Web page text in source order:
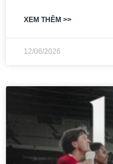
XEM THÊM >>
12/06/2026